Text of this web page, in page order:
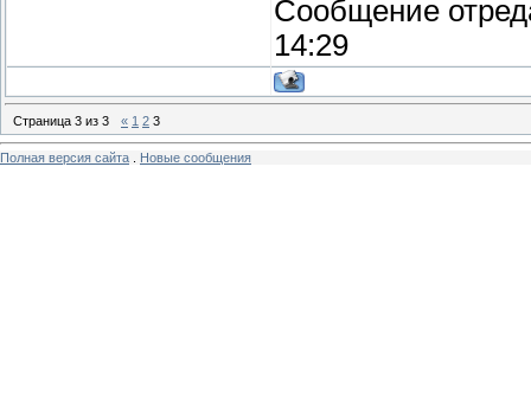
Сообщение
14:29
Страница 3 из 3 « 1 2 3
Полная версия сайта Новые сообщения